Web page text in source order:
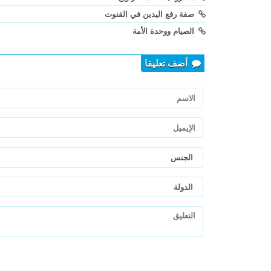
صفة رفع اليدين في القنوت
الصيام ووحدة الأمة
أضف تعليقا